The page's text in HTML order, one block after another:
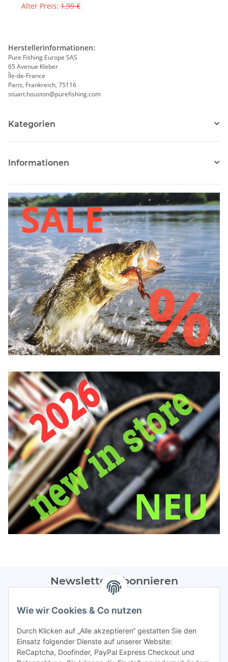
Alter Preis:1,99 €
Herstellerinformationen:
Pure Fishing Europe SAS
65 Avenue Kleber
Île-de-France
Paris, Frankreich, 75116
stuart.houston@purefishing.com
Kategorien
Informationen
Newsletter Abonnieren
Bitte sendet mir entsprechend eurer
regelmäßig Infos zu euren Aktionen per E-Mail zu.
Abonnieren
Spamschutz aktiv
Wie wir Cookies & Co nutzen
Durch Klicken auf „Alle akzeptieren“ gestatten Sie den
Einsatz folgender Dienste auf unserer Website:
ReCaptcha, Doofinder, PayPal Express Checkout und